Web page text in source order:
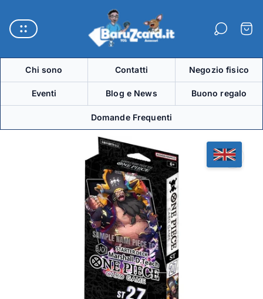
del
negozio"
Chi sono Contatti Negozio fisico
Eventi Blog e News Buono regalo
Domande Frequenti